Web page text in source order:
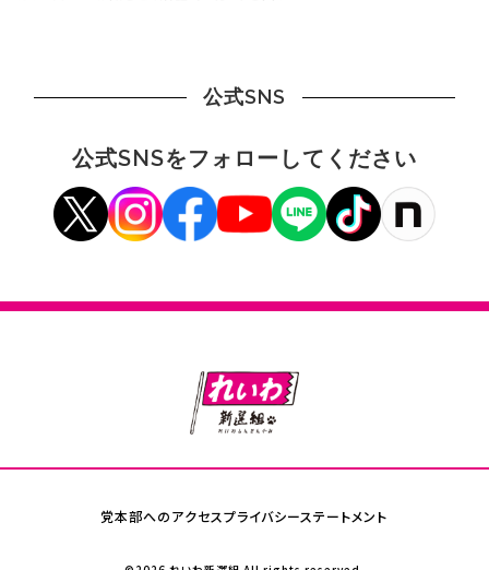
公式SNS
公式SNSをフォローしてください
党本部へのアクセスプライバシーステートメント